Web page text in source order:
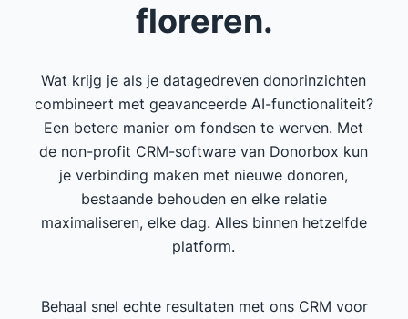
floreren.
Wat krijg je als je datagedreven donorinzichten
combineert met geavanceerde AI-functionaliteit?
Een betere manier om fondsen te werven. Met
de non-profit CRM-software van Donorbox kun
je verbinding maken met nieuwe donoren,
bestaande behouden en elke relatie
maximaliseren, elke dag. Alles binnen hetzelfde
platform.
Behaal snel echte resultaten met ons CRM voor